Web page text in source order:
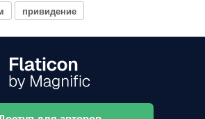
привидение